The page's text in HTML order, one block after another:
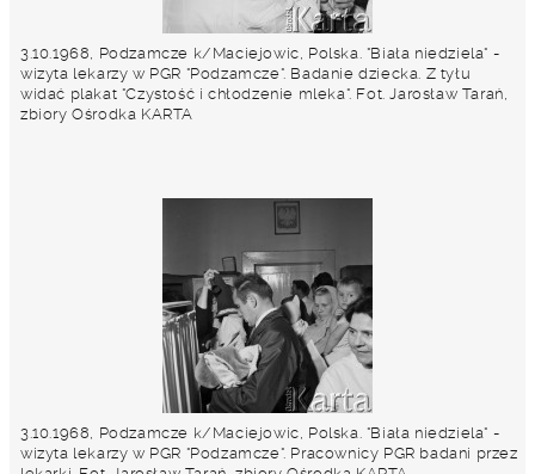
3.10.1968, Podzamcze k/Maciejowic, Polska. "Biała niedziela" -
wizyta lekarzy w PGR "Podzamcze". Badanie dziecka. Z tyłu
widać plakat "Czystość i chłodzenie mleka". Fot. Jarosław Tarań,
zbiory Ośrodka KARTA
3.10.1968, Podzamcze k/Maciejowic, Polska. "Biała niedziela" -
wizyta lekarzy w PGR "Podzamcze". Pracownicy PGR badani przez